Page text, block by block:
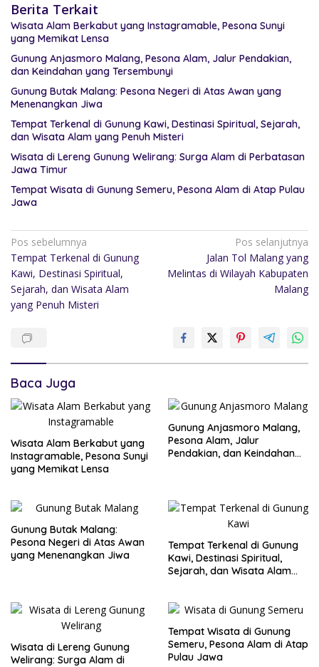
Berita Terkait
Wisata Alam Berkabut yang Instagramable, Pesona Sunyi
yang Memikat Lensa
Gunung Anjasmoro Malang, Pesona Alam, Jalur Pendakian,
dan Keindahan yang Tersembunyi
Gunung Butak Malang: Pesona Negeri di Atas Awan yang
Menenangkan Jiwa
Tempat Terkenal di Gunung Kawi, Destinasi Spiritual, Sejarah,
dan Wisata Alam yang Penuh Misteri
Wisata di Lereng Gunung Welirang: Surga Alam di Perbatasan
Jawa Timur
Tempat Wisata di Gunung Semeru, Pesona Alam di Atap Pulau
Jawa
Pos sebelumnya
Tempat Terkenal di Gunung
Kawi, Destinasi Spiritual,
Sejarah, dan Wisata Alam
yang Penuh Misteri
Pos selanjutnya
Jalan Tol Malang yang
Melintas di Wilayah Kabupaten
Malang
Baca Juga
Wisata Alam Berkabut yang
Instagramable, Pesona Sunyi
yang Memikat Lensa
Gunung Anjasmoro Malang,
Pesona Alam, Jalur
Pendakian, dan Keindahan
Gunung Butak Malang:
Pesona Negeri di Atas Awan
yang Menenangkan Jiwa
Tempat Terkenal di Gunung
Kawi, Destinasi Spiritual,
Sejarah, dan Wisata Alam
Wisata di Lereng Gunung
Welirang: Surga Alam di
Tempat Wisata di Gunung
Semeru, Pesona Alam di Atap
Pulau Jawa